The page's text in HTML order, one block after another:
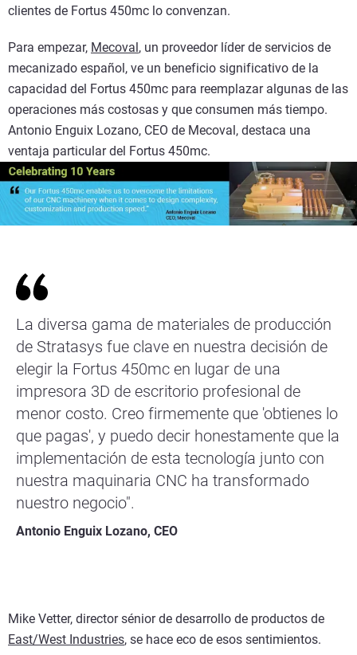
clientes de Fortus 450mc lo convenzan.
Para empezar, Mecoval, un proveedor líder de servicios de
mecanizado español, ve un beneficio significativo de la
capacidad del Fortus 450mc para reemplazar algunas de las
operaciones más costosas y que consumen más tiempo.
Antonio Enguix Lozano, CEO de Mecoval, destaca una
ventaja particular del Fortus 450mc.
La diversa gama de materiales de producción
de Stratasys fue clave en nuestra decisión de
elegir la Fortus 450mc en lugar de una
impresora 3D de escritorio profesional de
menor costo. Creo firmemente que 'obtienes lo
que pagas', y puedo decir honestamente que la
implementación de esta tecnología junto con
nuestra maquinaria CNC ha transformado
nuestro negocio".
Antonio Enguix Lozano, CEO
Mike Vetter, director sénior de desarrollo de productos de
East/West Industries, se hace eco de esos sentimientos.